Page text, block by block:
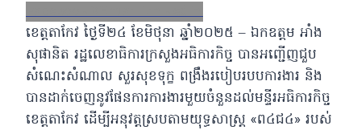
FacebookXEmailLinkedIn
ខេត្តតាកែវ ថ្ងៃទី២៤ ខែមិថុនា ឆ្នាំ២០២៥ – ឯកឧត្តម អាំង
សុផានិត រដ្ឋលេខាធិការក្រសួងអធិការកិច្ច បានអញ្ជើញជួប
សំណេះសំណាល សួរសុខទុក្ខ ពង្រឹងរបៀបរបបការងារ និង
បានដាក់ចេញនូវផែនការការងារមួយចំនួនដល់មន្ទីរអធិការកិច្ច
ខេត្តតាកែវ ដើម្បីអនុវត្តស្របតាមយុទ្ធសាស្រ្ត «ព៤ជ៤» របស់